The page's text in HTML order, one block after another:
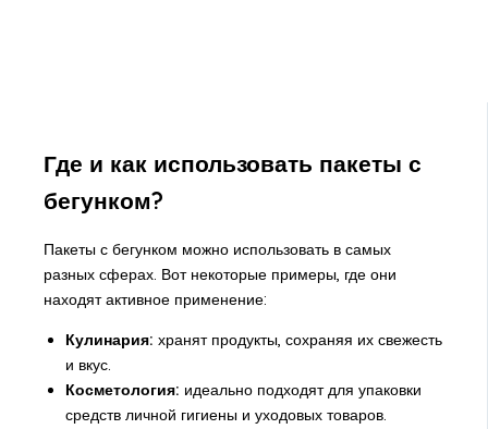
Где и как использовать пакеты с
бегунком?
Пакеты с бегунком можно использовать в самых
разных сферах. Вот некоторые примеры, где они
находят активное применение:
Кулинария: хранят продукты, сохраняя их свежесть
и вкус.
Косметология: идеально подходят для упаковки
средств личной гигиены и уходовых товаров.